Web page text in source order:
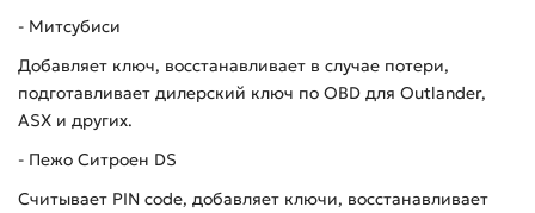
- Митсубиси
Добавляет ключ, восстанавливает в случае потери,
подготавливает дилерский ключ по OBD для Outlander,
ASX и других.
- Пежо Ситроен DS
Считывает PIN code, добавляет ключи, восстанавливает